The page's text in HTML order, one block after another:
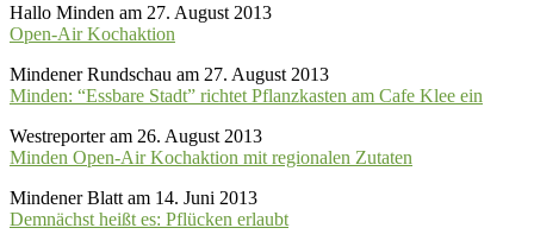
Hallo Minden am 27. August 2013
Open-Air Kochaktion
Mindener Rundschau am 27. August 2013
Minden: “Essbare Stadt” richtet Pflanzkasten am Cafe Klee ein
Westreporter am 26. August 2013
Minden Open-Air Kochaktion mit regionalen Zutaten
Mindener Blatt am 14. Juni 2013
Demnächst heißt es: Pflücken erlaubt